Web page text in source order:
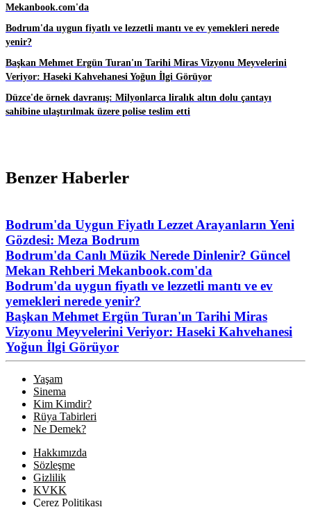
Mekanbook.com'da
Bodrum'da uygun fiyatlı ve lezzetli mantı ve ev yemekleri nerede
yenir?
Başkan Mehmet Ergün Turan'ın Tarihi Miras Vizyonu Meyvelerini
Veriyor: Haseki Kahvehanesi Yoğun İlgi Görüyor
Düzce'de örnek davranış: Milyonlarca liralık altın dolu çantayı
sahibine ulaştırılmak üzere polise teslim etti
Benzer Haberler
Bodrum'da Uygun Fiyatlı Lezzet Arayanların Yeni
Gözdesi: Meza Bodrum
Bodrum'da Canlı Müzik Nerede Dinlenir? Güncel
Mekan Rehberi Mekanbook.com'da
Bodrum'da uygun fiyatlı ve lezzetli mantı ve ev
yemekleri nerede yenir?
Başkan Mehmet Ergün Turan'ın Tarihi Miras
Vizyonu Meyvelerini Veriyor: Haseki Kahvehanesi
Yoğun İlgi Görüyor
Yaşam
Sinema
Kim Kimdir?
Rüya Tabirleri
Ne Demek?
Hakkımızda
Sözleşme
Gizlilik
KVKK
Çerez Politikası